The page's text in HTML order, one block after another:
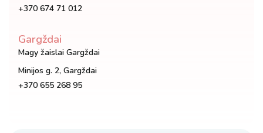
+370 674 71 012
Gargždai
Magy žaislai Gargždai
Minijos g. 2, Gargždai
+370 655 268 95